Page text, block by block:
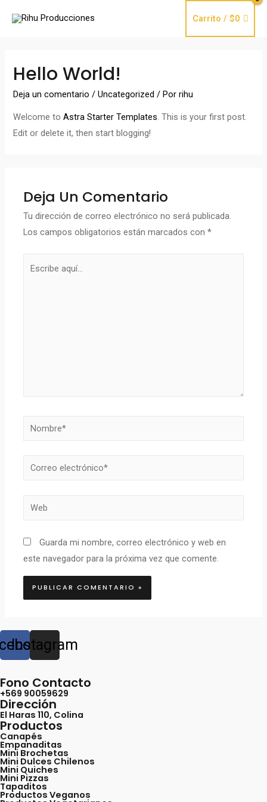
Carrito /$0
Hello World!
Deja un comentario /Uncategorized / Porrihu
Welcome toAstra Starter Templates. This is your first post.
Edit or delete it, then start blogging!
Deja Un Comentario
Tu dirección de correo electrónico no será publicada.
Los campos obligatorios están marcados con*
Nombre*
Correo
Web
Guarda mi nombre, correo electrónico y web en
este navegador para la próxima vez que comente.
Instagram
Fono Contacto
+569 90059629
Dirección
El Haras 110, Colina
Productos
Canapés
Empanaditas
Mini Brochetas
Mini Dulces Chilenos
Mini Quiches
Mini Pizzas
Tapaditos
Productos Veganos